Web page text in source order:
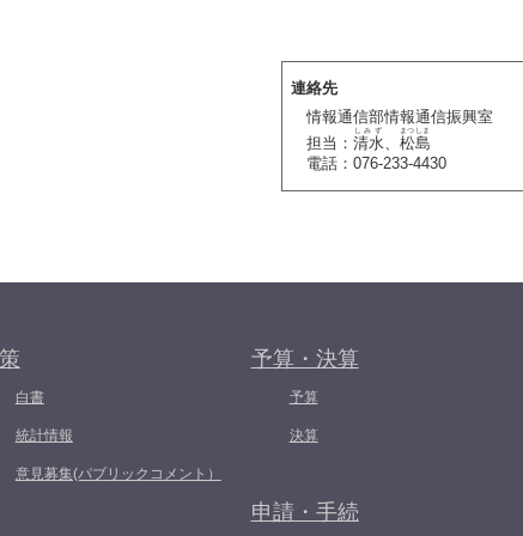
連絡先
情報通信部情報通信振興室
担当： 清水
しみず
、 松島
まつしま
電話：076-233-4430
白書
統計情報
意見募集(パブリックコメント）
予算・決算
予算
決算
申請・手続